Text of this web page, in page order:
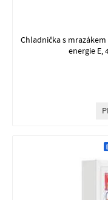
Chladnička s
energie E,